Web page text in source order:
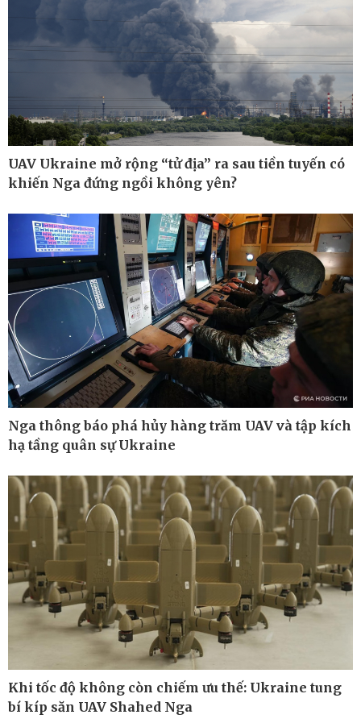
Ô tô - Xe máy
Ô tô
Xe máy
Tư vấn
Doanh nghiệp
Thông tin doanh nghiệp
Doanh nghiệp 24h
Doanh nhân
Vì cộng đồng
Sành điệu
Tin Công nghệ
Trải nghiệm
Chuyển đổi số
Sức khỏe
Cây thuốc
UAV Ukraine mở rộng “tử địa” ra sau tiền tuyến có
khiến Nga đứng ngồi không yên?
Nga thông báo phá hủy hàng trăm UAV và tập kích
hạ tầng quân sự Ukraine
Khi tốc độ không còn chiếm ưu thế: Ukraine tung
bí kíp săn UAV Shahed Nga